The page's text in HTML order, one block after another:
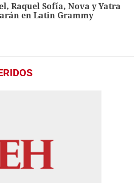
Raquel Sofía, Nova y Yatra
en Latin Grammy